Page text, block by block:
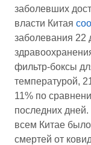
заболевших
власти Китая
заболевания 22
фильтр-боксы
температурой,
11% по
последних
всем Китае было
смертей от